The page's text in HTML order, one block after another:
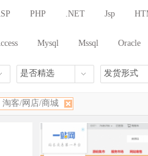
PHP .NET Jsp
Mysql Mssql Oracle
是否精选 发货形式
淘客/网店/商城